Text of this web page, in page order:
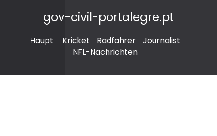
gov-civil-portalegre.pt
Haupt Kricket Radfahrer
Journalist
NFL-Nachrichten